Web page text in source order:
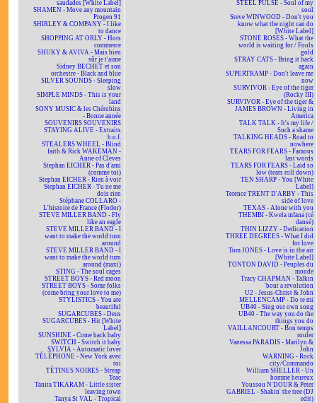
saudades [White Label]
SHAMEN - Move any mountain
Progen 91
SHIRLEY & COMPANY - I like
to dance
SHOPPING AT ORLY - Hors
commerce
SHUKY & AVIVA - Mais bien
sûr je t'aime
Sidney BECHET et son
orchestre - Black and blue
SILVER SOUNDS - Sleeping
slow
SIMPLE MINDS - This is your
land
SONY MUSIC & les Chérubins
- Bonne année
SOUVENIRS SOUVENIRS
STAYING ALIVE - Extraits
b.o.f.
STEALERS WHEEL - Blind
faith & Rick WAKEMAN -
Anne of Cleves
Stephan EICHER - Pas d'ami
(comme toi)
Stephan EICHER - Rien à voir
Stephan EICHER - Tu ne me
dois rien
Stéphane COLLARO -
L'histoire de France (Flodor)
STEVE MILLER BAND - Fly
like an eagle
STEVE MILLER BAND - I
want to make the world turn
around
STEVE MILLER BAND - I
want to make the world turn
around (maxi)
STING - The soul cages
STREET BOYS - Red moon
STREET BOYS - Some folks
(come bring your love to me)
STYLISTICS - You are
beautiful
SUGARCUBES - Deus
SUGARCUBES - Hit [White
Label]
SUNSHINE - Come back baby
SWITCH - Switch it baby
SYLVIA - Automatic lover
TÉLÉPHONE - New York avec
toi
TÉTINES NOIRES - Streap
Teac
Tanita TIKARAM - Little sister
leaving town
Tanya St VAL - Tropical
STEEL PULSE - Soul of my
soul
Steve WINWOOD - Don't you
know what the night can do
[White Label]
STONE ROSES - What the
world is waiting for / Fools
gold
STRAY CATS - Bring it back
again
SUPERTRAMP - Don't leave me
now
SURVIVOR - Eye of the tiger
(Rocky III)
SURVIVOR - Eye of the tiger &
JAMES BROWN - Living in
America
TALK TALK - It's my life /
Such a shame
TALKING HEADS - Road to
nowhere
TEARS FOR FEARS - Famous
last words
TEARS FOR FEARS - Laid so
low (tears roll down)
TEN SHARP - You [White
Label]
Terence TRENT D'ARBY - This
side of love
TEXAS - Alone with you
THEMBI - Kwela mfana (cé
dansé)
THIN LIZZY - Dedication
THREE DEGREES - What I did
for love
Tom JONES - Love is in the air
[White Label]
TONTON DAVID - Peuples du
monde
Tracy CHAPMAN - Talkin
'bout a revolution
U2 - Jesus-Christ & John
MELLENCAMP - Do re mi
UB40 - Sing our own song
UB40 - The way you do the
things you do
VAILLANCOURT - Bon temps
rouler
Vanessa PARADIS - Marilyn &
John
WARNING - Rock
city/Commando
William SHELLER - Un
homme heureux
Youssou N'DOUR & Peter
GABRIEL - Shakin' the tree (DJ
edit)